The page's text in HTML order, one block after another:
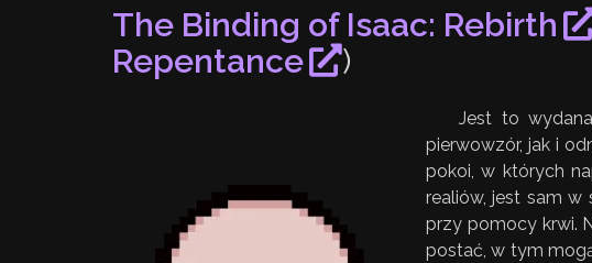
The Binding of Isaac: Rebirth
Repentance
)
Jest to
pierwowzór, jak i
pokoi, w których
realiów, jest sam w
przy pomocy krwi.
postać, w tym